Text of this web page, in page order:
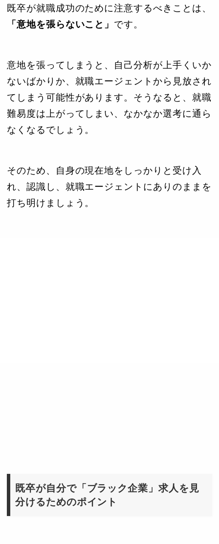
既卒が就職成功のために注意するべきことは、
「意地を張らないこと」 です。
意地を張ってしまうと、自己分析が上手くいか
ないばかりか、就職エージェントから見放され
てしまう可能性があります。そうなると、就職
難易度は上がってしまい、なかなか選考に通ら
なくなるでしょう。
そのため、自身の現在地をしっかりと受け入
れ、認識し、就職エージェントにありのままを
打ち明けましょう。
既卒が自分で「ブラック企業」求人を見
分けるためのポイント